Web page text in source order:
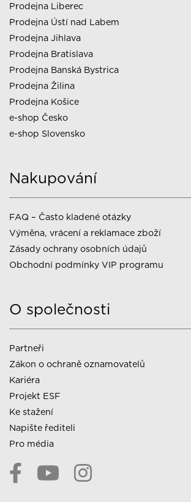
Prodejna Liberec
Prodejna Ústí nad Labem
Prodejna Jihlava
Prodejna Bratislava
Prodejna Banská Bystrica
Prodejna Žilina
Prodejna Košice
e-shop Česko
e-shop Slovensko
Nakupování
FAQ – Často kladené otázky
Výměna, vrácení a reklamace zboží
Zásady ochrany osobních údajů
Obchodní podmínky VIP programu
O společnosti
Partneři
Zákon o ochraně oznamovatelů
Kariéra
Projekt ESF
Ke stažení
Napište řediteli
Pro média